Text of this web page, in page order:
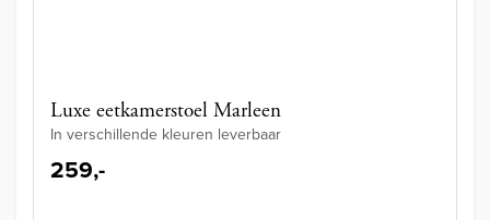
Luxe eetkamerstoel Marleen
In verschillende kleuren leverbaar
259,-